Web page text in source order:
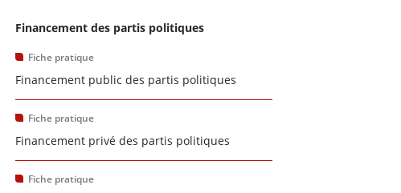
Financement des partis politiques
Fiche pratique
Financement public des partis politiques
Fiche pratique
Financement privé des partis politiques
Fiche pratique